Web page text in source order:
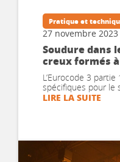
Pratique et
27 novembre 2023
Soudure dans
creux formés
L’Eurocode 3
spécifiques pour le
LIRE LA SUITE